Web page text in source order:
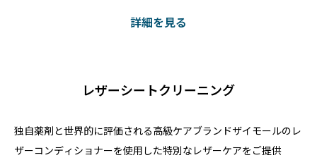
詳細を見る
レザーシートクリーニング
独自薬剤と世界的に評価される高級ケアブランドザイモールのレ
ザーコンディショナーを使用した特別なレザーケアをご提供